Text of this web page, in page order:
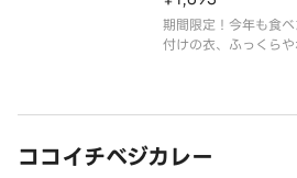
期間限定！今年も食
付けの衣、ふっくら
ココイチベジカレー